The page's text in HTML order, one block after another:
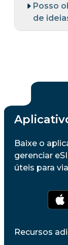
Posso
de
Baixe o
gerenciar
úteis para
Recursos